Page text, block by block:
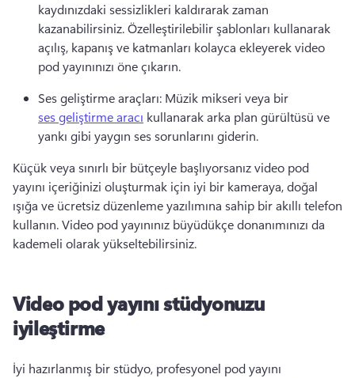
kaydınızdaki sessizlikleri kaldırarak zaman
kazanabilirsiniz. Özelleştirilebilir şablonları kullanarak
açılış, kapanış ve katmanları kolayca ekleyerek video
pod yayınınızı öne çıkarın.
Ses geliştirme araçları: Müzik mikseri veya bir
ses geliştirme aracı kullanarak arka plan gürültüsü ve
yankı gibi yaygın ses sorunlarını giderin.
Küçük veya sınırlı bir bütçeyle başlıyorsanız video pod
yayını içeriğinizi oluşturmak için iyi bir kameraya, doğal
ışığa ve ücretsiz düzenleme yazılımına sahip bir akıllı telefon
kullanın. Video pod yayınınız büyüdükçe donanımınızı da
kademeli olarak yükseltebilirsiniz.
Video pod yayını stüdyonuzu
iyileştirme
İyi hazırlanmış bir stüdyo, profesyonel pod yayını